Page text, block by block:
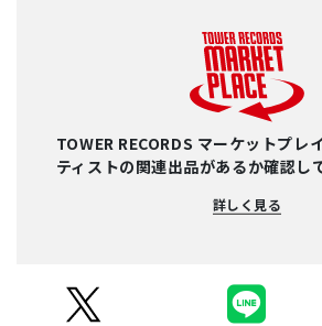
TOWER RECORDS マーケットプレ
ティストの関連出品があるか確認し
詳しく見る